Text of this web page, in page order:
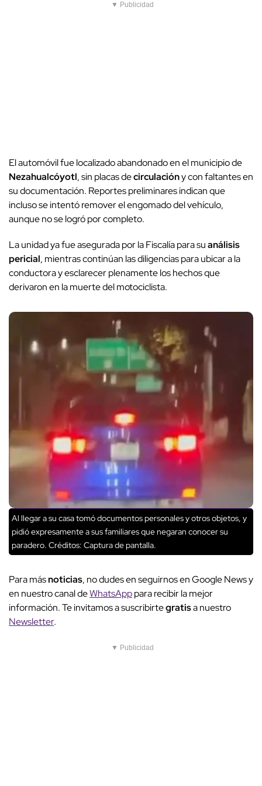
▼ Publicidad
El automóvil fue localizado abandonado en el municipio de
Nezahualcóyotl, sin placas decirculacióny con faltantes en
su documentación. Reportes preliminares indican que
incluso se intentó remover el engomado del vehículo,
aunque no se logró por completo.
La unidad ya fue asegurada por la Fiscalía para suanálisis
pericial, mientras continúan las diligencias para ubicar a la
conductora y esclarecer plenamente los hechos que
derivaron en la muerte del motociclista.
Al llegar a su casa tomó documentos personales y otros objetos, y
pidió expresamente a sus familiares que negaran conocer su
paradero. Créditos: Captura de pantalla.
Para másnoticias, no dudes en seguirnos en Google News y
en nuestro canal deWhatsApppara recibir la mejor
información. Te invitamos a suscribirtegratisa nuestro
Newsletter.
▼ Publicidad